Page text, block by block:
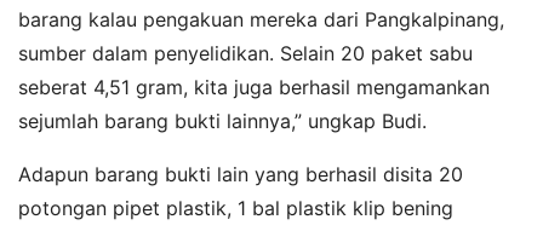
barang kalau pengakuan mereka dari Pangkalpinang,
sumber dalam penyelidikan. Selain 20 paket sabu
seberat 4,51 gram, kita juga berhasil mengamankan
sejumlah barang bukti lainnya,” ungkap Budi.
Adapun barang bukti lain yang berhasil disita 20
potongan pipet plastik, 1 bal plastik klip bening